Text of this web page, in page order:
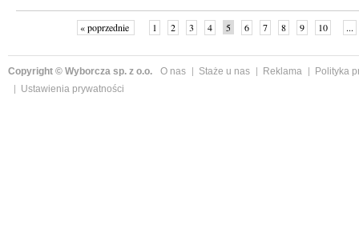
« poprzednie 1 2 3 4 5 6 7 8 9 10 ...
Copyright © Wyborcza sp. z o.o. O nas Staże u nas Reklama
Polityka
Ustawienia prywatności